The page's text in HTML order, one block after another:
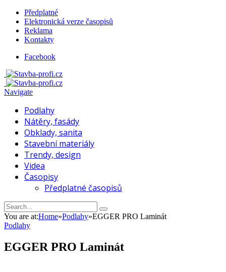
Předplatné
Elektronická verze časopisů
Reklama
Kontakty
Facebook
Navigate
Podlahy
Nátěry, fasády
Obklady, sanita
Stavební materiály
Trendy, design
Videa
Časopisy
Předplatné časopisů
You are at:Home»Podlahy»EGGER PRO Laminát
Podlahy
EGGER PRO Laminát